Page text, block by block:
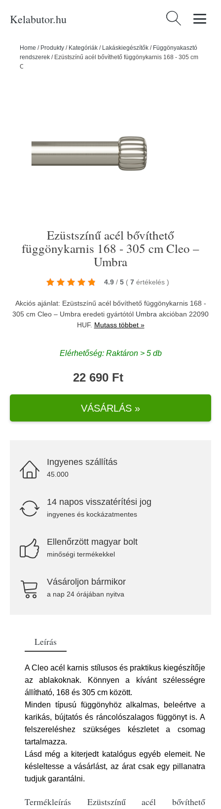
Kelabutor.hu Keresés:
Home / Produkty / Kategóriák / Lakáskiegészítők / Függönyakasztó
rendszerek / Ezüstszínű acél bővíthető függönykarnis 168 - 305 cm
Cleo – Umbra
Ezüstszínű acél bővíthető
függönykarnis 168 - 305 cm Cleo –
Umbra
4.9 / 5 ( 7 értékelés )
Akciós ajánlat: Ezüstszínű acél bővíthető függönykarnis 168 -
305 cm Cleo – Umbra eredeti gyártótól Umbra akcióban 22090
HUF. Mutass többet »
Elérhetőség: Raktáron > 5 db
22 690 Ft
VÁSÁRLÁS »
Ingyenes szállítás
45.000
14 napos visszatérítési jog
ingyenes és kockázatmentes
Ellenőrzött magyar bolt
minőségi termékekkel
Vásároljon bármikor
a nap 24 órájában nyitva
Leírás
A Cleo acél karnis stílusos és praktikus kiegészítője
az ablakoknak. Könnyen a kívánt szélességre
állítható, 168 és 305 cm között.
Minden típusú függönyhöz alkalmas, beleértve a
karikás, bújtatós és ráncolószalagos függönyt is. A
felszereléshez szükséges készletet a csomag
tartalmazza.
Lásd még a kiterjedt katalógus egyéb elemeit. Ne
késleltesse a vásárlást, az árat csak egy pillanatra
tudjuk garantálni.
Termékleírás Ezüstszínű acél bővíthető